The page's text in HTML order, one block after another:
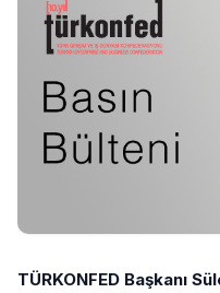
TÜRKONFED Başkanı